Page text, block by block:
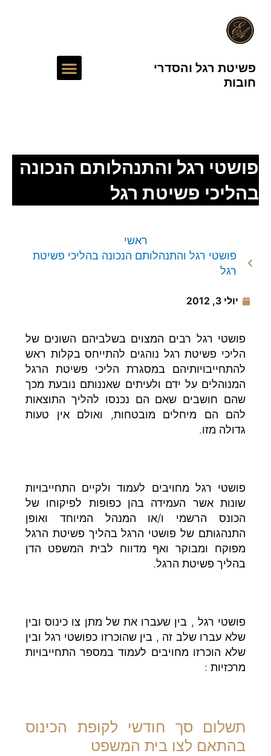
לתוכן
פשיטת רגל והסדרי
חובות
תפריט
פושטי רגל והתנהלותם הנכונה
בהליכי פשיטת רגל
ראשי
פושטי רגל והתנהלותם הנכונה בהליכי פשיטת
רגל
יולי 3, 2012
פושטי רגל רבים המצוים בשלביהם השונים של
הליכי פשיטת רגל נוהגים להתייחס בקלות ראש
להתחייבויותיהם במסגרת הליכי פשיטת הרגל
המנוהלים על ידם ולעיתים שאננותם נובעת מכך
שהם חושבים שאם הם נכנסו להליך התוצאות
להם הם מיחלים מובטחות, ואולם אין טעות
גדולה מזו.
פושטי רגל מחויבים לעמוד ולקיים התחייבויות
שונות אשר העמידה בהן כפופות לפיקוחו של
הכונס הרשמי ו/או המנהל המיוחד ואופן
התנהגותם של פושטי הרגל בהליך פשיטת הרגל
מפוקח ומבוקר ואף מדווח לבית המשפט הדן
בהליך פשיטת הרגל.
פושטי רגל , בין שעברו את של מתן צו כינוס ובין
שלא עברו שלב זה , בין שהוכרזו כפושטי רגל ובין
שלא הוכרזו מחויבים לעמוד במספר התחייבויות
מרכזיות :
תשלום סך חודשי לקופת הכינוס
בהתאם לצו בית המשפט